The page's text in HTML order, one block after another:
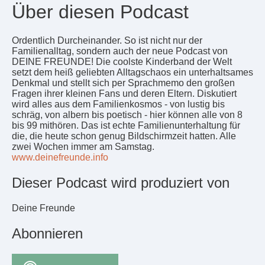
Über diesen Podcast
Ordentlich Durcheinander. So ist nicht nur der
Familienalltag, sondern auch der neue Podcast von
DEINE FREUNDE! Die coolste Kinderband der Welt
setzt dem heiß geliebten Alltagschaos ein unterhaltsames
Denkmal und stellt sich per Sprachmemo den großen
Fragen ihrer kleinen Fans und deren Eltern. Diskutiert
wird alles aus dem Familienkosmos - von lustig bis
schräg, von albern bis poetisch - hier können alle von 8
bis 99 mithören. Das ist echte Familienunterhaltung für
die, die heute schon genug Bildschirmzeit hatten. Alle
zwei Wochen immer am Samstag.
www.deinefreunde.info
Dieser Podcast wird produziert von
Deine Freunde
Abonnieren